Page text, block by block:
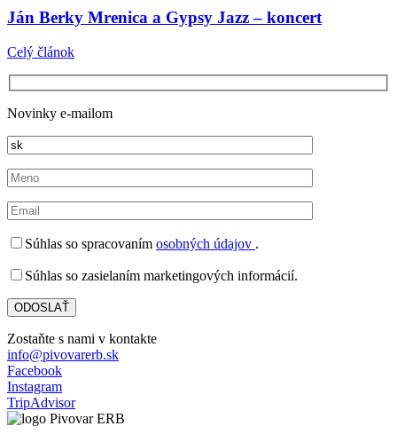
Ján Berky Mrenica a Gypsy Jazz – koncert
Celý článok
Novinky e-mailom
Súhlas so spracovaním osobných údajov .
Súhlas so zasielaním marketingových informácií.
Zostaňte s nami v kontakte
info@pivovarerb.sk
Facebook
Instagram
TripAdvisor